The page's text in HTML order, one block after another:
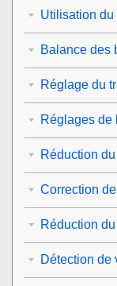
Utilisation du
Balance des
Réglage du
Réglages de
Réduction
Correction
Réduction
Détection de